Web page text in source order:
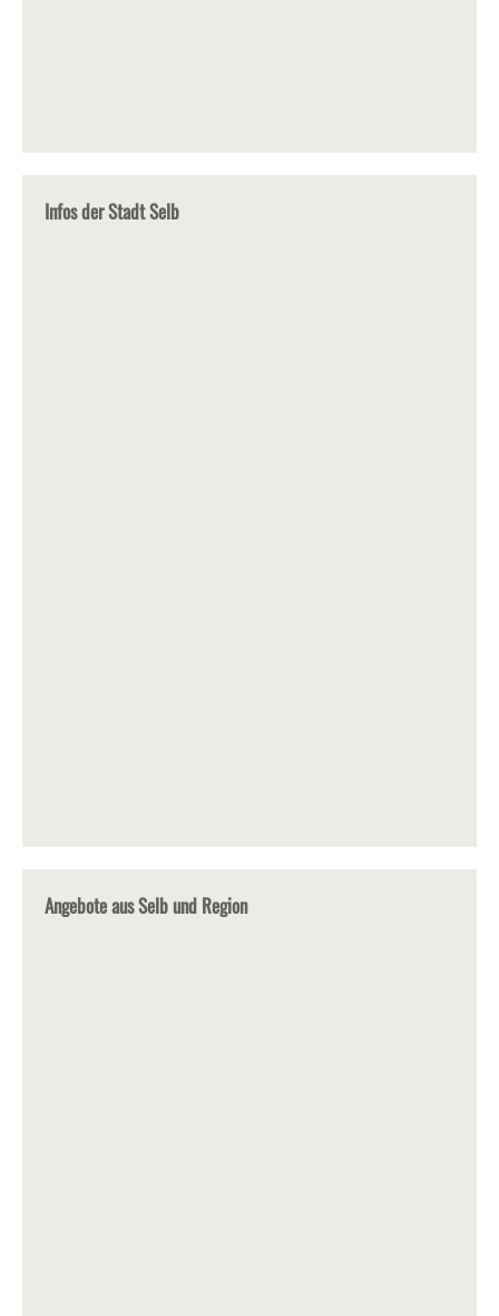
Infos der Stadt Selb
Angebote aus Selb und Region